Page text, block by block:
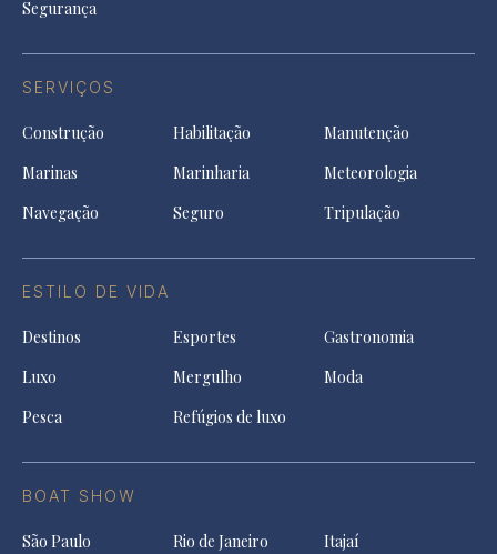
Segurança
SERVIÇOS
Construção Habilitação
Manutenção
Marinas
Marinharia
Meteorologia
Navegação
Seguro Tripulação
ESTILO DE VIDA
Destinos Esportes
Gastronomia
Luxo
Mergulho
Moda
Pesca
Refúgios de luxo
BOAT SHOW
São Paulo Rio de Janeiro
Itajaí